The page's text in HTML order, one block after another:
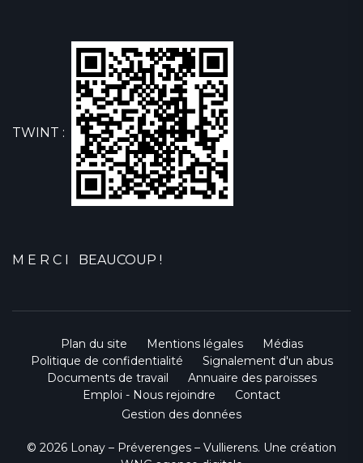
TWINT :
M E R C I BEAUCOUP !
Plan du site Mentions légales
Médias
Politique de confidentialité
Signalement d'un abus
Documents de travail
Annuaire des paroisses
Emploi - Nous rejoindre
Contact
Gestion des données
© 2026 Lonay – Préverenges – Vullierens. Une création